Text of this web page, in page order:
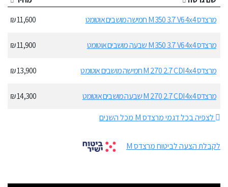
מרצדס M 350 3.7 V6 4x4 חמישה מושבים אוטומט
11,600 ₪
מרצדס M 350 3.7 V6 4x4 שבעה מושבים אוטומט 11,900 ₪
מרצדס M 270 2.7 CDI 4x4 חמישה מושבים אוטומט 13,900 ₪
מרצדס M 270 2.7 CDI 4x4 שבעה מושבים אוטומט
14,300 ₪
לצפיה בכל דגמי מרצדס M מכל השנים
לקבלת הצעה לביטוח מרצדס M